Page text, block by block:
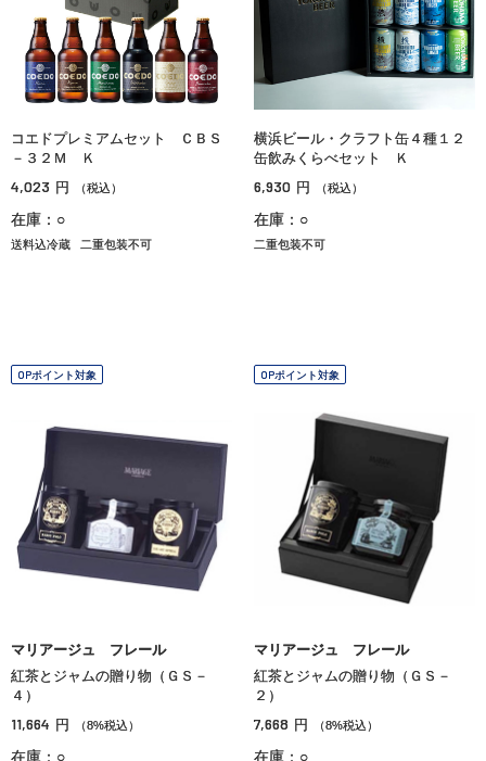
コエドプレミアムセット ＣＢＳ
－３２Ｍ Ｋ
4,023 円 （税込）
在庫：○
送料込冷蔵 二重包装不可
横浜ビール・クラフト缶４種１２
缶飲みくらべセット Ｋ
6,930 円 （税込）
在庫：○
二重包装不可
OPポイント対象
マリアージュ フレール
紅茶とジャムの贈り物（ＧＳ－
４）
11,664 円 （8%税込）
在庫：○
OPポイント対象
マリアージュ フレール
紅茶とジャムの贈り物（ＧＳ－
２）
7,668 円 （8%税込）
在庫：○